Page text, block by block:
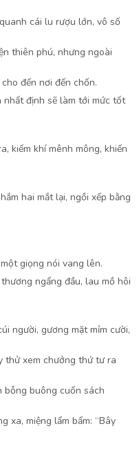
cái lu rượu lớn, vô số
thiên phú, nhưng ngoài
đến nơi đến chốn.
định sẽ làm tới mức tốt
kiếm khí mênh mông, khiến
hai mắt lại, ngồi xếp bằng
giọng nói vang lên.
ngẩng đầu, lau mồ hôi
người, gương mặt mỉm cười,
thử xem chưởng thứ tư ra
bỗng buông cuốn sách
xa, miệng lẩm bẩm: “Bây